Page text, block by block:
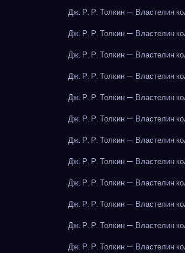
Дж. Р. Р. Толкин — Властелин
Дж. Р. Р. Толкин — Властелин
Дж. Р. Р. Толкин — Властелин
Дж. Р. Р. Толкин — Властелин
Дж. Р. Р. Толкин — Властелин
Дж. Р. Р. Толкин — Властелин
Дж. Р. Р. Толкин — Властелин
Дж. Р. Р. Толкин — Властелин
Дж. Р. Р. Толкин — Властелин
Дж. Р. Р. Толкин — Властелин
Дж. Р. Р. Толкин — Властелин
Дж. Р. Р. Толкин — Властелин